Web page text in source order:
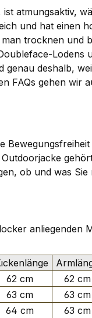
atmungsaktiv,
und hat einen
trocknen und
genau deshalb,
FAQs gehen wir
ob und was
62 cm
62 cm
63 cm
63 cm
64 cm
63 cm